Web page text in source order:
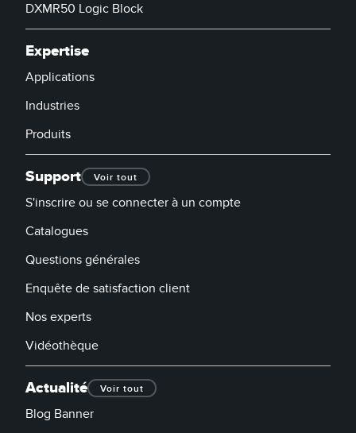
DXMR50 Logic Block
Expertise
Applications
Industries
Produits
Support Voir tout
S'inscrire ou se connecter à un compte
Catalogues
Questions générales
Enquête de satisfaction client
Nos experts
Vidéothèque
Actualité Voir tout
Blog Banner